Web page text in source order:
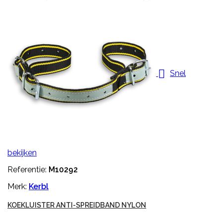
 Snel
bekijken
Referentie: M10292
Merk: Kerbl
KOEKLUISTER ANTI-SPREIDBAND NYLON